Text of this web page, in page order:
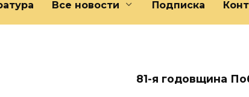
Все новости Подписка
81-я годовщина